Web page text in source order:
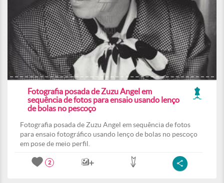
Fotografia posada de Zuzu Angel em
sequência de fotos para ensaio usando lenço
de bolas no pescoço
Fotografia posada de Zuzu Angel em sequência de fotos
para ensaio fotográfico usando lenço de bolas no pescoço
em pose de meio perfil.
2